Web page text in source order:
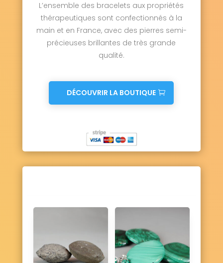
L’ensemble des bracelets aux propriétés
thérapeutiques sont confectionnés à la
main et en France, avec des pierres semi-
précieuses brillantes de très grande
qualité.
DÉCOUVRIR LA BOUTIQUE